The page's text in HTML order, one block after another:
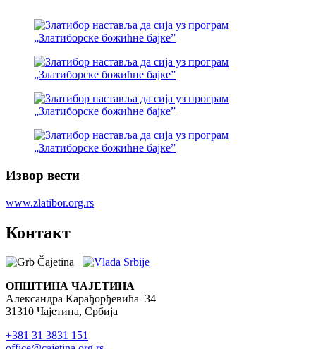
Извор вести
www.zlatibor.org.rs
Контакт
ОПШТИНА ЧАЈЕТИНА
Александра Карађорђевића 34
31310 Чајетина, Србија
+381 31 3831 151